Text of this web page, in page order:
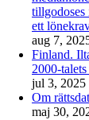
tillgodoses
ett
aug 7,
Finland.
2000-
jul 3, 2025
Om
maj 30,